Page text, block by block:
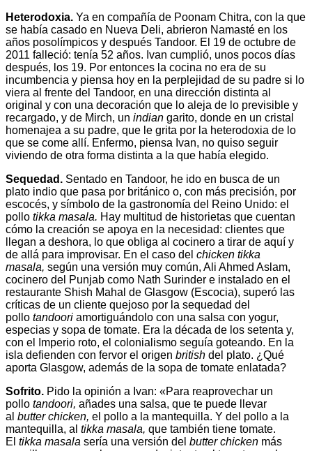
Heterodoxia. Ya en compañía de Poonam Chitra, con la que
se había casado en Nueva Deli, abrieron Namasté en los
años posolímpicos y después Tandoor. El 19 de octubre de
2011 falleció: tenía 52 años. Ivan cumplió, unos pocos días
después, los 19. Por entonces la cocina no era de su
incumbencia y piensa hoy en la perplejidad de su padre si lo
viera al frente del Tandoor, en una dirección distinta al
original y con una decoración que lo aleja de lo previsible y
recargado, y de Mirch, un indian garito, donde en un cristal
homenajea a su padre, que le grita por la heterodoxia de lo
que se come allí. Enfermo, piensa Ivan, no quiso seguir
viviendo de otra forma distinta a la que había elegido.
Sequedad. Sentado en Tandoor, he ido en busca de un
plato indio que pasa por británico o, con más precisión, por
escocés, y símbolo de la gastronomía del Reino Unido: el
pollo tikka masala. Hay multitud de historietas que cuentan
cómo la creación se apoya en la necesidad: clientes que
llegan a deshora, lo que obliga al cocinero a tirar de aquí y
de allá para improvisar. En el caso del chicken tikka
masala, según una versión muy común, Ali Ahmed Aslam,
cocinero del Punjab como Nath Surinder e instalado en el
restaurante Shish Mahal de Glasgow (Escocia), superó las
críticas de un cliente quejoso por la sequedad del
pollo tandoori amortiguándolo con una salsa con yogur,
especias y sopa de tomate. Era la década de los setenta y,
con el Imperio roto, el colonialismo seguía goteando. En la
isla defienden con fervor el origen british del plato. ¿Qué
aporta Glasgow, además de la sopa de tomate enlatada?
Sofrito. Pido la opinión a Ivan: «Para reaprovechar un
pollo tandoori, añades una salsa, que te puede llevar
al butter chicken, el pollo a la mantequilla. Y del pollo a la
mantequilla, al tikka masala, que también tiene tomate.
El tikka masala sería una versión del butter chicken más